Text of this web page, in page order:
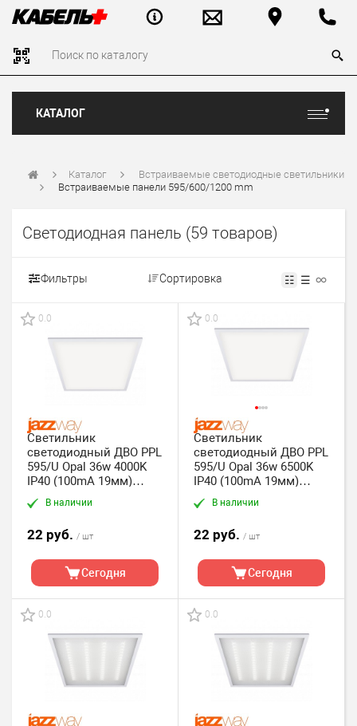
КАТАЛОГ
Каталог
Встраиваемые светодиодные светильники
Встраиваемые панели 595/600/1200 mm
Светодиодная панель (59 товаров)
Фильтры Сортировка ☷ ☰
0.0
Светильник
светодиодный ДВО PPL
595/U Opal 36w 4000K
IP40 (100mA 19мм)
(уп.4*1шт.) Jazzw
В наличии
22 руб. / шт
Сегодня
0.0
Светильник
светодиодный ДВО PPL
595/U Opal 36w 6500K
IP40 (100mA 19мм)
(уп.4*1шт.) Jazzw
В наличии
22 руб. / шт
Сегодня
0.0 0.0